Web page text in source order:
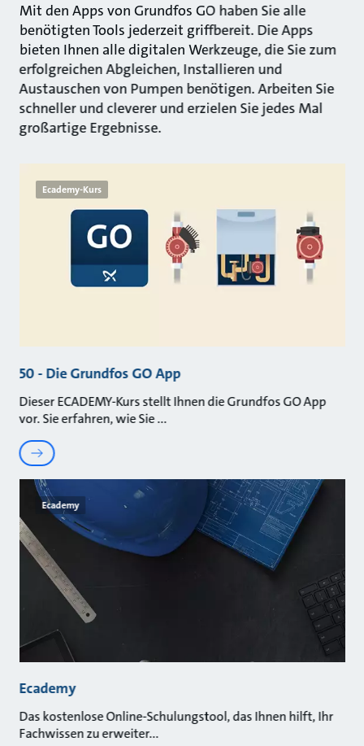
Mit den Apps von Grundfos GO haben Sie alle
benötigten Tools jederzeit griffbereit. Die Apps
bieten Ihnen alle digitalen Werkzeuge, die Sie zum
erfolgreichen Abgleichen, Installieren und
Austauschen von Pumpen benötigen. Arbeiten Sie
schneller und cleverer und erzielen Sie jedes Mal
großartige Ergebnisse.
Ecademy-Kurs
50 - Die Grundfos GO App
Dieser ECADEMY-Kurs stellt Ihnen die Grundfos GO App
vor. Sie erfahren, wie Sie
Ecademy
Ecademy
Das kostenlose Online-Schulungstool, das Ihnen hilft, Ihr
Fachwissen zu erweiter